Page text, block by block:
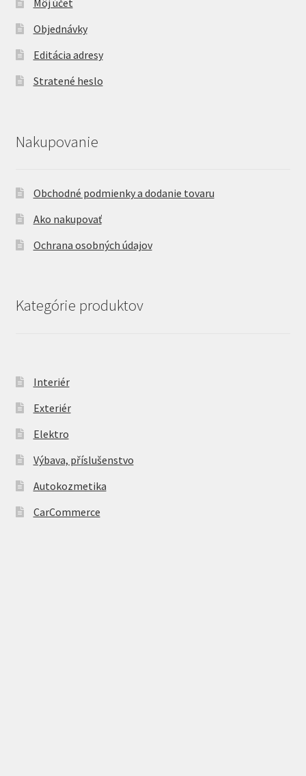
Môj účet
Objednávky
Editácia adresy
Stratené heslo
Nakupovanie
Obchodné podmienky a dodanie tovaru
Ako nakupovať
Ochrana osobných údajov
Kategórie produktov
Interiér
Exteriér
Elektro
Výbava, příslušenstvo
Autokozmetika
CarCommerce